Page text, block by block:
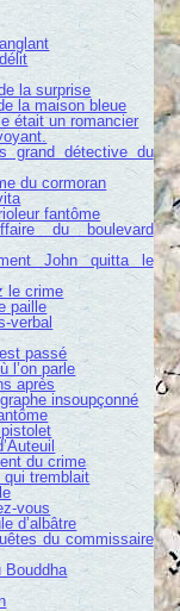
la surprise
la maison bleue
était un romancier
grand détective du
du cormoran
fantôme
du boulevard
John quitta le
le crime
paille
verbal
passé
l’on parle
après
insoupçonné
du crime
qui tremblait
vous
d’albâtre
du commissaire
Bouddha